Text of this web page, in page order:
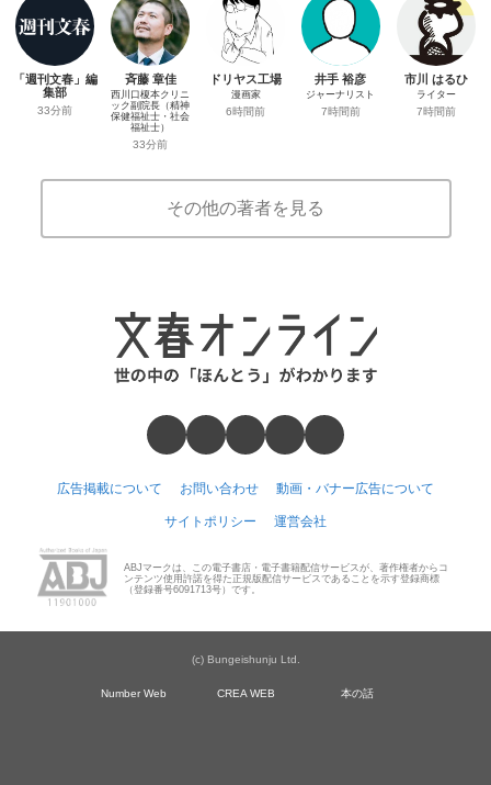
「週刊文春」編
集部
33分前
斉藤 章佳
西川口榎本クリニ
ック副院長（精神
保健福祉士・社会
福祉士）
33分前
ドリヤス工場
漫画家
6時間前
井手 裕彦
ジャーナリスト
7時間前
市川 はるひ
ライター
7時間前
その他の著者を見る
広告掲載について お問い合わせ 動画・バナー広告について
サイトポリシー 運営会社
ABJマークは、この電子書店・電子書籍配信サービスが、著作権者からコ
ンテンツ使用許諾を得た正規版配信サービスであることを示す登録商標
（登録番号6091713号）です。
(c) Bungeishunju Ltd.
Number Web CREA WEB 本の話